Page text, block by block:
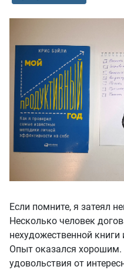
Если помните, я затеял
Несколько человек
нехудожественной
Опыт оказался
удовольствия от